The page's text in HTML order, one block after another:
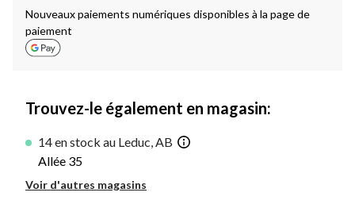
Nouveaux paiements numériques disponibles à la page de
paiement
Trouvez-le également en magasin:
14 en stock au Leduc, AB
Allée 35
Voir d'autres magasins